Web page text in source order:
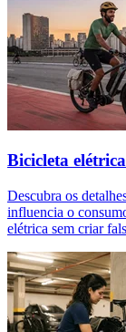
Bicicleta
Descubra os
influencia o
elétrica sem criar